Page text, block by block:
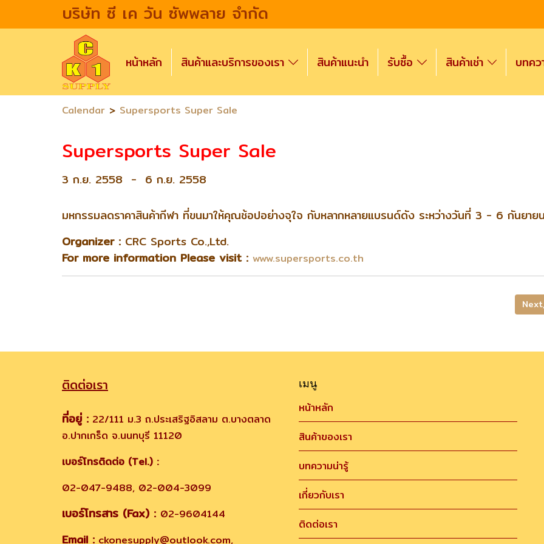
บริษัท ซี เค วัน ซัพพลาย จำกัด
หน้าหลัก สินค้าและบริการของเรา สินค้าแนะนำ รับซื้อ สินค้าเช่า บทคว
Calendar > Supersports Super Sale
Supersports Super Sale
3 ก.ย. 2558 - 6 ก.ย. 2558
มหกรรมลดราคาสินค้ากีฬา ที่ขนมาให้คุณช้อปอย่างจุใจ กับหลากหลายแบรนด์ดัง ระหว่างวันที่ 3 - 6 กันยา
Organizer : CRC Sports Co.,Ltd.
For more information Please visit : www.supersports.co.th
ติดต่อเรา
ที่อยู่ : 22/111 ม.3 ถ.ประเสริฐอิสลาม ต.บางตลาด
อ.ปากเกร็ด จ.นนทบุรี 11120
เบอร์โทรติดต่อ (Tel.) :
02-047-9488, 02-004-3099
เบอร์โทรสาร (Fax) : 02-9604144
Email : ckonesupply@outlook.com,
เมนู
หน้าหลัก
สินค้าของเรา
บทความน่ารู้
เกี่ยวกับเรา
ติดต่อเรา